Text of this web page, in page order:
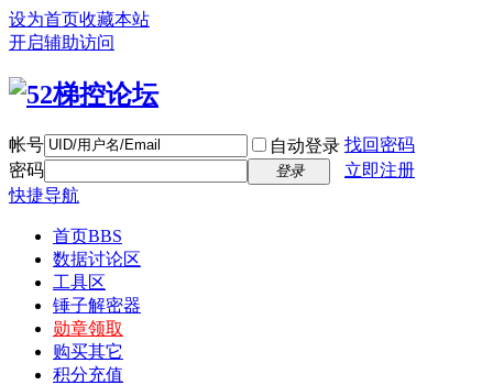
设为首页收藏本站
开启辅助访问
帐号 自动登录 找回密码
密码
登录
立即注册
快捷导航
首页BBS
数据讨论区
工具区
锤子解密器
勋章领取
购买其它
积分充值